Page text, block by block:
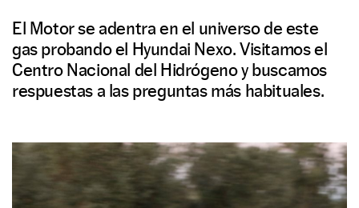
El Motor se adentra en el universo de este
gas probando el Hyundai Nexo. Visitamos el
Centro Nacional del Hidrógeno y buscamos
respuestas a las preguntas más habituales.